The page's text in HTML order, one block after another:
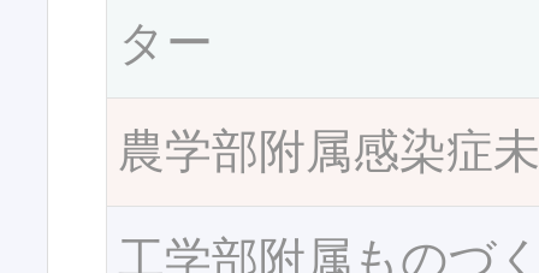
ター
農学部附属感染症
工学部附属ものづ